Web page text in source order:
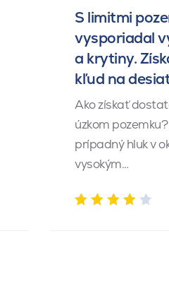
S limitmi
vysporiadal
a krytiny.
kľud na
Ako získať
úzkom
prípadný hluk v
vysokým…